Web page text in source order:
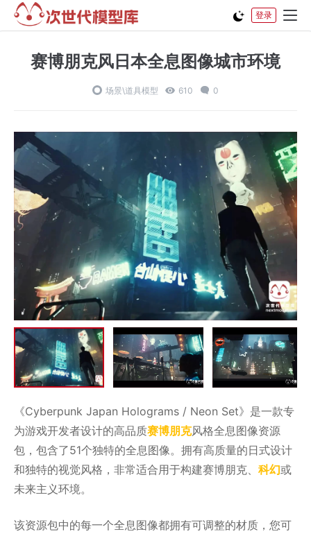
登录
赛博朋克风日本全息图像城市环境
场景\道具模型 610 0
《Cyberpunk Japan Holograms / Neon Set》是一款专
为游戏开发者设计的高品质赛博朋克风格全息图像资源
包，包含了51个独特的全息图像。拥有高质量的日式设计
和独特的视觉风格，非常适合用于构建赛博朋克、 科幻或
未来主义环境。
该资源包中的每一个全息图像都拥有可调整的材质，您可